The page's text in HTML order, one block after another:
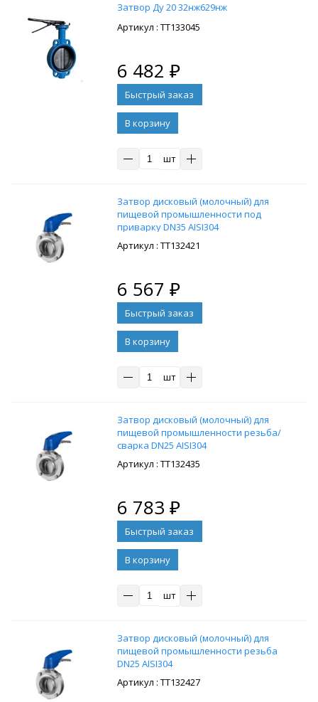
Затвор Ду 20 32нж629нж
: ТТ133045
6 482 ₽
В корзину
шт
Затвор дисковый (молочный) для
пищевой промышленности под
приварку DN35 AISI304
: ТТ132421
6 567 ₽
В корзину
шт
Затвор дисковый (молочный) для
пищевой промышленности резьба/
сварка DN25 AISI304
: ТТ132435
6 783 ₽
В корзину
шт
Затвор дисковый (молочный) для
пищевой промышленности резьба
DN25 AISI304
: ТТ132427